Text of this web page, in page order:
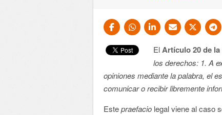
ElArtículo 20 de la
los derechos: 1. A
opiniones mediante la palabra, el
comunicar o recibir libremente
Estepraefacio legal viene al caso